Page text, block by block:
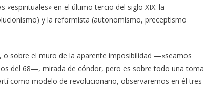
en el último tercio del siglo XIX: la
y la reformista (autonomismo, preceptismo
sobre el muro de la aparente imposibilidad —«seamos
del 68—, mirada de cóndor, pero es sobre todo una toma
como modelo de revolucionario, observaremos en él tres